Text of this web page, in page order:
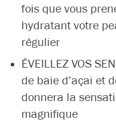
fois que vous
hydratant votre
régulier
ÉVEILLEZ VOS
de baie d’açai et
donnera la
magnifique